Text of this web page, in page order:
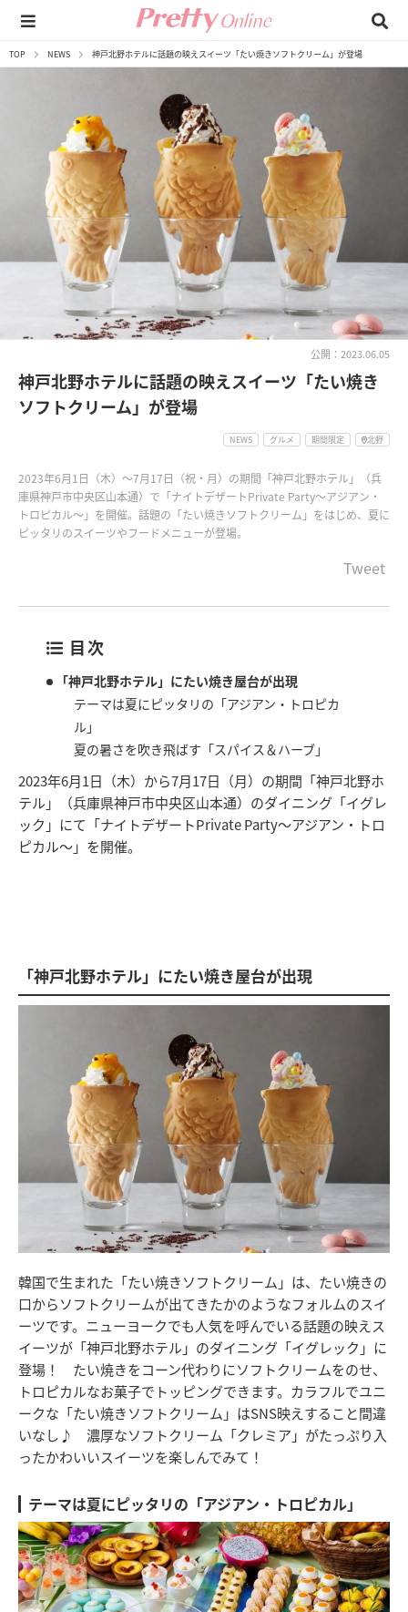
TOP NEWS 神戸北野ホテルに話題の映えスイーツ「たい焼きソフトクリーム」が登場
公開：2023.06.05
神戸北野ホテルに話題の映えスイーツ「たい焼き
ソフトクリーム」が登場
NEWS グルメ 期間限定 北野
2023年6月1日（木）～7月17日（祝・月）の期間「神戸北野ホテル」（兵
庫県神戸市中央区山本通）で「ナイトデザートPrivate Party～アジアン・
トロピカル～」を開催。話題の「たい焼きソフトクリーム」をはじめ、夏に
ピッタリのスイーツやフードメニューが登場。
Tweet
目次
「神戸北野ホテル」にたい焼き屋台が出現
テーマは夏にピッタリの「アジアン・トロピカ
ル」
夏の暑さを吹き飛ばす「スパイス＆ハーブ」
2023年6月1日（木）から7月17日（月）の期間「神戸北野ホ
テル」（兵庫県神戸市中央区山本通）のダイニング「イグレ
ック」にて「ナイトデザートPrivate Party～アジアン・トロ
ピカル～」を開催。
「神戸北野ホテル」にたい焼き屋台が出現
韓国で生まれた「たい焼きソフトクリーム」は、たい焼きの
口からソフトクリームが出てきたかのようなフォルムのスイ
ーツです。ニューヨークでも人気を呼んでいる話題の映えス
イーツが「神戸北野ホテル」のダイニング「イグレック」に
登場！ たい焼きをコーン代わりにソフトクリームをのせ、
トロピカルなお菓子でトッピングできます。カラフルでユニ
ークな「たい焼きソフトクリーム」はSNS映えすること間違
いなし♪ 濃厚なソフトクリーム「クレミア」がたっぷり入
ったかわいいスイーツを楽しんでみて！
テーマは夏にピッタリの「アジアン・トロピカル」